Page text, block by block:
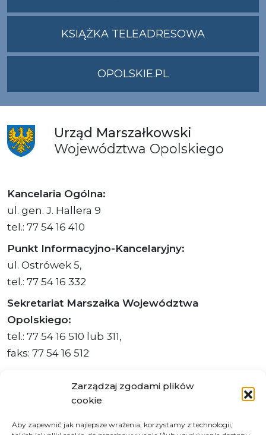
Zarządzaj zgodami plików
cookie
Aby zapewnić jak najlepsze wrażenia, korzystamy z technologii,
ADRES
KSIĄŻKA TELEADRESOWA
OPOLSKIE.PL
Urząd Marszałkowski
Województwa Opolskiego
Kancelaria Ogólna:
ul. gen. J. Hallera 9
tel.: 77 54 16 410
Punkt Informacyjno-Kancelaryjny:
ul. Ostrówek 5,
tel.: 77 54 16 332
Sekretariat Marszałka Województwa
Opolskiego:
tel.: 77 54 16 510 lub 311,
faks: 77 54 16 512
Adres do e-Doręczeń